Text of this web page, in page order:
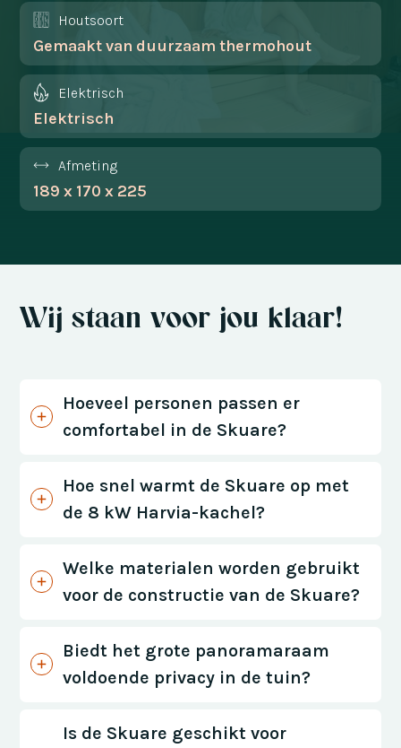
Houtsoort
Gemaakt van duurzaam thermohout
Elektrisch
Elektrisch
Afmeting
189 x 170 x 225
Wij staan voor jou klaar!
Hoeveel personen passen er
comfortabel in de Skuare?
Hoe snel warmt de Skuare op met
de 8 kW Harvia-kachel?
Welke materialen worden gebruikt
voor de constructie van de Skuare?
Biedt het grote panoramaraam
voldoende privacy in de tuin?
Is de Skuare geschikt voor